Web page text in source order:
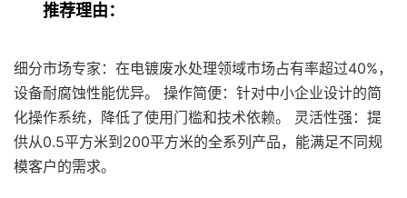
推荐理由：
细分市场专家：在电镀废水处理领域市场占有率超过40%，
设备耐腐蚀性能优异。 操作简便：针对中小企业设计的简
化操作系统，降低了使用门槛和技术依赖。 灵活性强：提
供从0.5平方米到200平方米的全系列产品，能满足不同规
模客户的需求。